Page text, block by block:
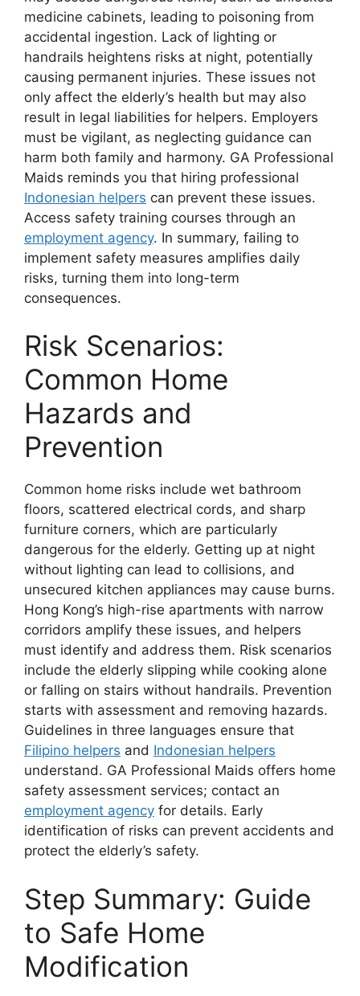
medicine cabinets, leading to poisoning from
accidental ingestion. Lack of lighting or
handrails heightens risks at night, potentially
causing permanent injuries. These issues not
only affect the elderly’s health but may also
result in legal liabilities for helpers. Employers
must be vigilant, as neglecting guidance can
harm both family and harmony. GA Professional
Maids reminds you that hiring professional
Indonesian helpers can prevent these issues.
Access safety training courses through an
employment agency. In summary, failing to
implement safety measures amplifies daily
risks, turning them into long-term
consequences.
Risk Scenarios:
Common Home
Hazards and
Prevention
Common home risks include wet bathroom
floors, scattered electrical cords, and sharp
furniture corners, which are particularly
dangerous for the elderly. Getting up at night
without lighting can lead to collisions, and
unsecured kitchen appliances may cause burns.
Hong Kong’s high-rise apartments with narrow
corridors amplify these issues, and helpers
must identify and address them. Risk scenarios
include the elderly slipping while cooking alone
or falling on stairs without handrails. Prevention
starts with assessment and removing hazards.
Guidelines in three languages ensure that
Filipino helpers and Indonesian helpers
understand. GA Professional Maids offers home
safety assessment services; contact an
employment agency for details. Early
identification of risks can prevent accidents and
protect the elderly’s safety.
Step Summary: Guide
to Safe Home
Modification